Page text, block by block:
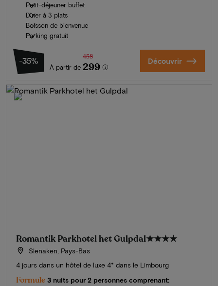
Petit-déjeuner buffet
Dîner à 3 plats
Boisson de bienvenue
Parking gratuit
-35%
À partir de
458
299 Découvrir
Romantik Parkhotel het Gulpdal★★★★
Slenaken, Pays-Bas
4 jours dans un hôtel de luxe 4* dans le Limbourg
Formule 3 nuits pour 2 personnes comprenant: